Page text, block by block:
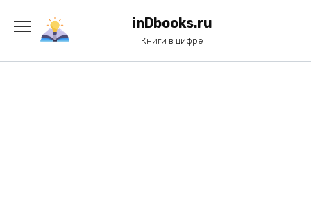
содержанию
inDbooks.ru
Книги в цифре